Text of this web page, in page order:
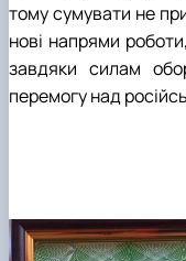
тому сумувати не
нові напрями
завдяки силам
перемогу над